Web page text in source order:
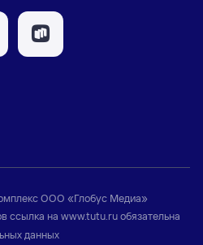
ООО «Глобус Медиа»
ссылка на www.tutu.ruобязательна
данных